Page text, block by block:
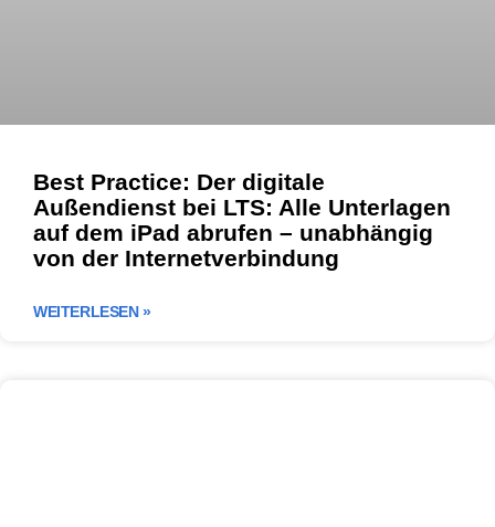
Best Practice: Der digitale
Außendienst bei LTS: Alle Unterlagen
auf dem iPad abrufen – unabhängig
von der Internetverbindung
WEITERLESEN »